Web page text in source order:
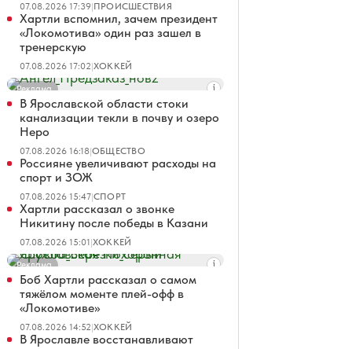
07.08.2026 17:39|ПРОИСШЕСТВИЯ
Хартли вспомнил, зачем президент
«Локомотива» один раз зашел в
тренерскую
07.08.2026 17:02|ХОККЕЙ
Реклама
В Ярославской области стоки
канализации текли в почву и озеро
Неро
07.08.2026 16:18|ОБЩЕСТВО
Россияне увеличивают расходы на
спорт и ЗОЖ
07.08.2026 15:47|СПОРТ
Хартли рассказал о звонке
Никитину после победы в Казани
07.08.2026 15:01|ХОККЕЙ
Реклама
Боб Хартли рассказал о самом
тяжёлом моменте плей-офф в
«Локомотиве»
07.08.2026 14:52|ХОККЕЙ
В Ярославле восстанавливают